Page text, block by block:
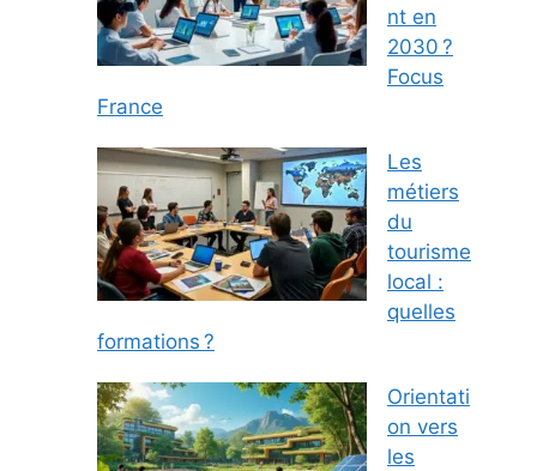
nt en
2030 ?
Focus
France
Les
métiers
du
tourisme
local :
quelles
formations ?
Orientati
on vers
les